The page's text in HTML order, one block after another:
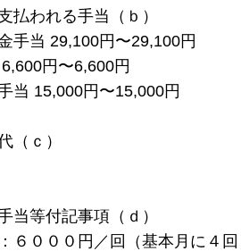
払われる手当（ｂ）
手当 29,100円〜29,100円
円〜6,600円
当 15,000円〜15,000円
（ｃ）
当等付記事項（ｄ）
６０００円／回（基本月に４